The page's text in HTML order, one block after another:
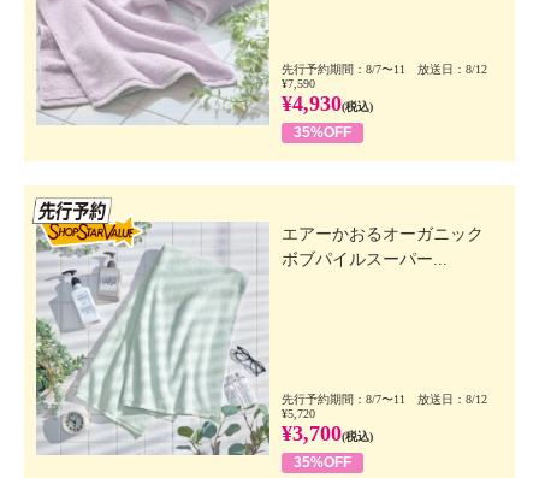
先行予約期間：8/7〜11 放送日：8/12
¥7,590
¥4,930(税込)
35%OFF
エアーかおるオーガニック
ボブパイルスーパー...
先行予約期間：8/7〜11 放送日：8/12
¥5,720
¥3,700(税込)
35%OFF